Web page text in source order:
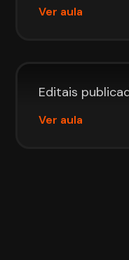
Ver aula
Editais
Ver aula